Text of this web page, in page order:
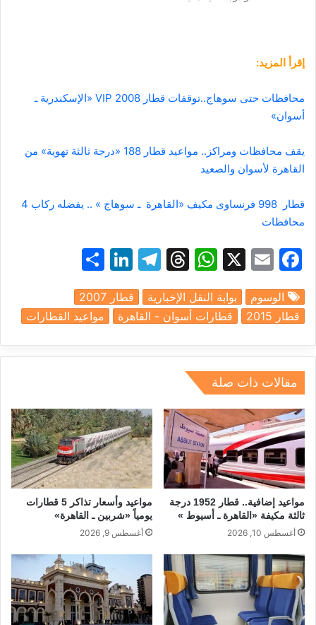
إقرأ المزيد:
محافظات حتى سوهاج..توقفات قطار 2008 VIP «الإسكندرية ـ
أسوان»
يقف محافظات ومراكز.. مواعيد قطار 188 «درجة ثالثة تهوية» من
القاهرة لأسوان والصعيد
قطار 998 فرنساوى مكيف «القاهرة ـ سوهاج » .. يفضله ركاب 4
محافظات
F
c
e
b
o
o
k
E
ai
l
X
W
at
s
A
p
T
e
a
d
T
e
gr
a
Li
k
e
dI
ar
e
الوسوم بوابة النقل الإخبارية
قطار 2007
قطار 2015
قطارات أسوان - القاهرة مواعيد القطارات
مقالات ذات صلة
مواعيد إضافية.. قطار 1952 درجة
ثالثة مكيفة «القاهرة ـ أسيوط »
أغسطس 10, 2026
مواعيد وأسعار تذاكر 5 قطارات
يومياً «شربين ـ القاهرة»
أغسطس 9, 2026